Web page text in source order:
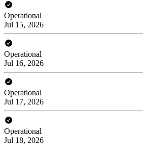
Operational
Jul 15, 2026
Operational
Jul 16, 2026
Operational
Jul 17, 2026
Operational
Jul 18, 2026